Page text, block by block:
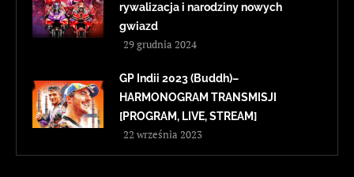
rywalizacja i narodziny nowych
gwiazd
29 grudnia 2024
GP Indii 2023 (Buddh)–
HARMONOGRAM TRANSMISJI
[PROGRAM, LIVE, STREAM]
22 września 2023